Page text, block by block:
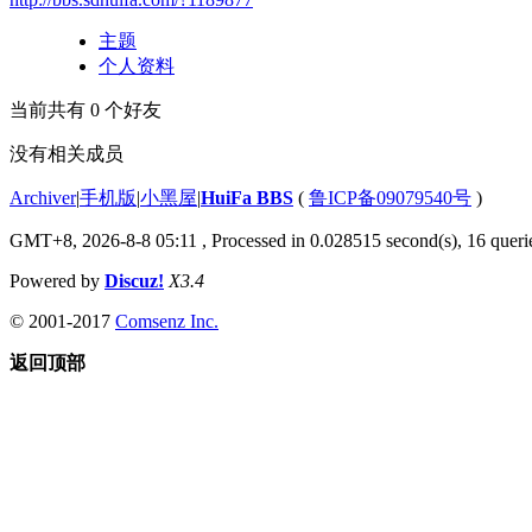
主题
个人资料
当前共有 0 个好友
没有相关成员
Archiver|手机版|小黑屋|HuiFa BBS ( 鲁ICP备09079540号 )
GMT+8, 2026-8-8 05:11 , Processed in 0.028515 second(s), 16
Powered by Discuz! X3.4
© 2001-2017 Comsenz Inc.
返回顶部